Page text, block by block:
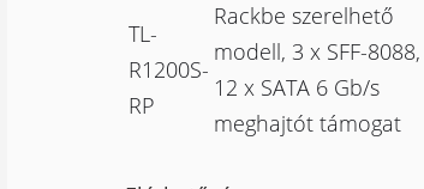
TL-
R1200S-
RP
Rackbe szerelhető
modell, 3 x SFF-8088,
12 x SATA 6 Gb/s
meghajtót támogat